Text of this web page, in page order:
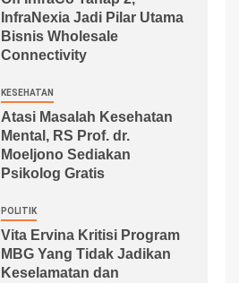
InfraNexia Jadi Pilar Utama
Bisnis Wholesale
Connectivity
KESEHATAN
Atasi Masalah Kesehatan
Mental, RS Prof. dr.
Moeljono Sediakan
Psikolog Gratis
POLITIK
Vita Ervina Kritisi Program
MBG Yang Tidak Jadikan
Keselamatan dan